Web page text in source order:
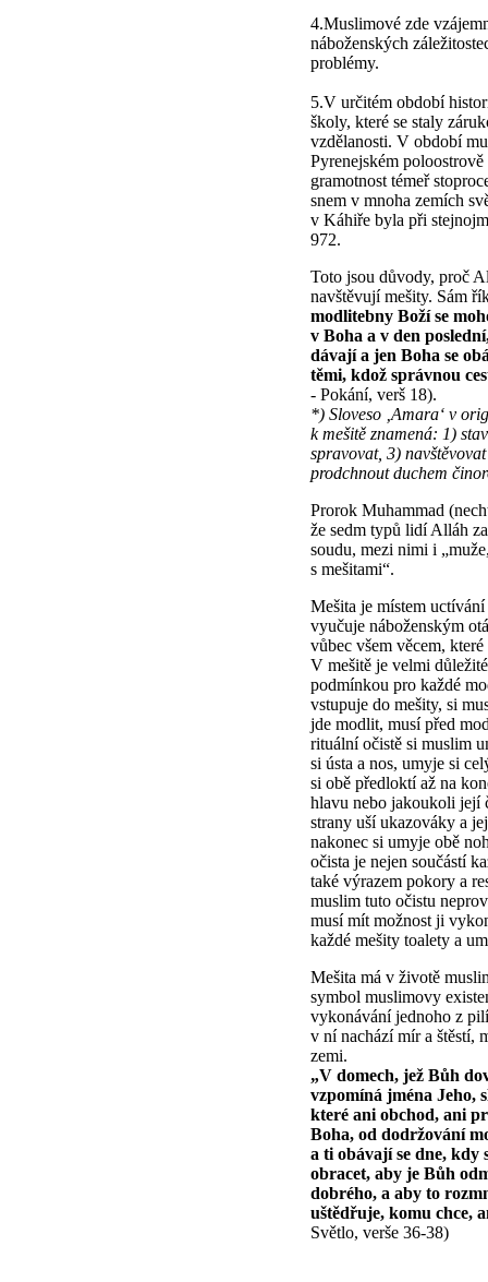
4.Muslimové zde
náboženských
problémy.
5.V určitém období
školy, které se staly
vzdělanosti. V období
Pyrenejském
gramotnost témeř
snem v mnoha zemích
v Káhiře byla při
972.
Toto jsou důvody, proč
navštěvují mešity. Sám
modlitebny Boží se
v Boha a v den
dávají a jen Boha se
těmi, kdož správnou
- Pokání, verš 18).
*) Sloveso ‚Amara‘ v
k mešitě znamená: 1)
spravovat, 3)
prodchnout duchem
Prorok Muhammad
že sedm typů lidí Alláh
soudu, mezi nimi i
s mešitami“.
Mešita je místem
vyučuje náboženským
vůbec všem věcem,
V mešitě je velmi
podmínkou pro každé
vstupuje do mešity, si
jde modlit, musí před
rituální očistě si muslim
si ústa a nos, umyje si
si obě předloktí až na
hlavu nebo jakoukoli její
strany uší ukazováky a
nakonec si umyje obě
očista je nejen součástí
také výrazem pokory a
muslim tuto očistu
musí mít možnost ji
každé mešity toalety a
Mešita má v životě
symbol muslimovy
vykonávání jednoho z
v ní nachází mír a štěstí,
zemi.
„V domech, jež Bůh
vzpomíná jména Jeho,
které ani obchod, ani
Boha, od dodržování
a ti obávají se dne, kdy
obracet, aby je Bůh
dobrého, a aby to
uštědřuje, komu chce,
Světlo, verše 36-38)